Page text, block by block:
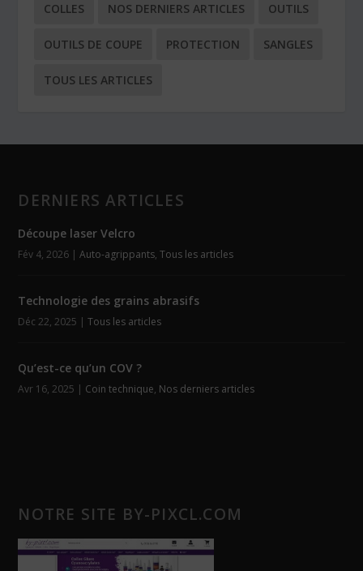
COLLES NOS DERNIERS ARTICLES OUTILS
OUTILS DE COUPE PROTECTION SANGLES
TOUS LES ARTICLES
DERNIERS ARTICLES
Découpe laser Velcro
Fév 4, 2026 |Auto-agrippants,Tous les articles
Technologie des grains abrasifs
Déc 22, 2025 |Tous les articles
Qu’est-ce qu’un COV ?
Avr 16, 2025 | Coin technique, Nos derniers articles
NOTRE SITE BY-PIXCL.COM